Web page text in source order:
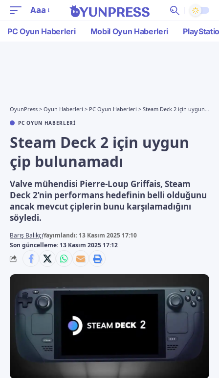
Aaa
PC Oyun Haberleri Mobil Oyun Haberleri
OyunPress > Oyun Haberleri > PC Oyun Haberleri > Steam Deck 2 için uygun çip bulunamadı
PC OYUN HABERLERI
Steam Deck 2 için uygun
çip bulunamadı
Valve mühendisi Pierre-Loup Griffais, Steam
Deck 2’nin performans hedefinin belli olduğunu
ancak mevcut çiplerin bunu karşılamadığını
söyledi.
Son güncelleme: 13 Kasım 2025 17:12
Barış BalıkçıYayımlandı: 13 Kasım 2025 17:10